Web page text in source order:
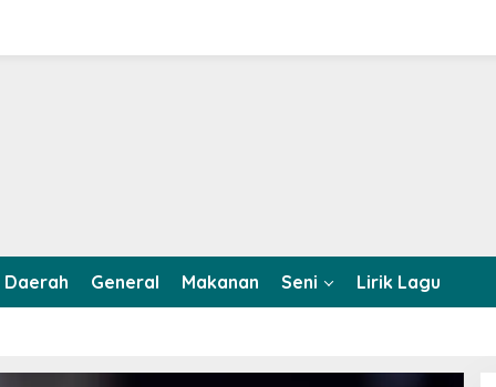
Daerah General Makanan Seni Lirik Lagu